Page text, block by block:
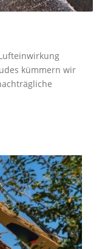
kümmern wir